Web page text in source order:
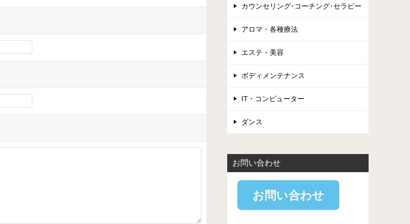
カウンセリング･コーチング･セラピー
アロマ・各種療法
エステ・美容
ボディメンテナンス
IT・コンピューター
ダンス
お問い合わせ
お問い合わせ